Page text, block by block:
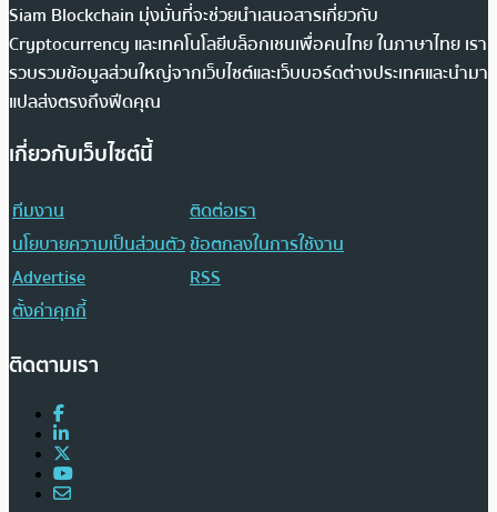
Siam Blockchain มุ่งมั่นที่จะช่วยนำเสนอสารเกี่ยวกับ
Cryptocurrency และเทคโนโลยีบล็อกเชนเพื่อคนไทย ในภาษาไทย เรา
รวบรวมข้อมูลส่วนใหญ่จากเว็บไซต์และเว็บบอร์ดต่างประเทศและนำมา
แปลส่งตรงถึงฟีดคุณ
เกี่ยวกับเว็บไซต์นี้
ทีมงาน
ติดต่อเรา
นโยบายความเป็นส่วนตัวข้อตกลงในการใช้งาน
Advertise
RSS
ตั้งค่าคุกกี้
ติดตามเรา